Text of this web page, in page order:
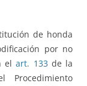
de honda
por no
elart. 133 de la